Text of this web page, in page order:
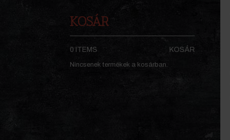
KOSÁR
0 ITEMS KOSÁR
Nincsenek termékek a kosárban.